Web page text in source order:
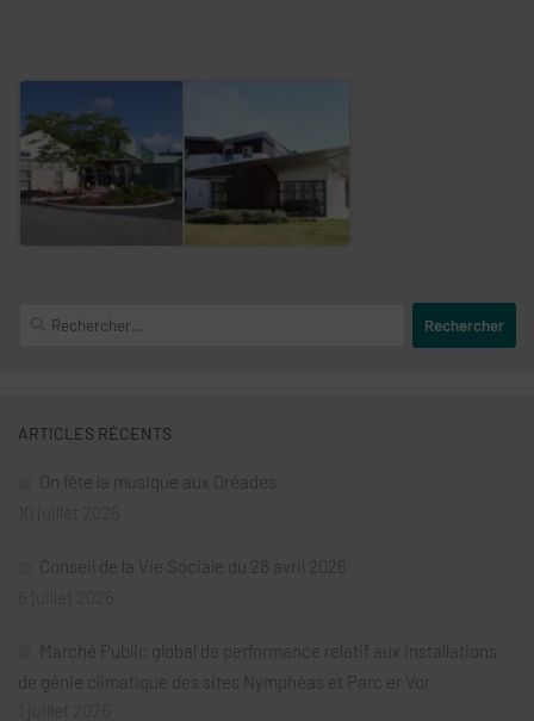
Rechercher :
ARTICLES RÉCENTS
On fête la musique aux Oréades
Conseil de la Vie Sociale du 28 avril 2026
Marché Public global de performance relatif aux installations
de génie climatique des sites Nymphéas et Parc er Vor